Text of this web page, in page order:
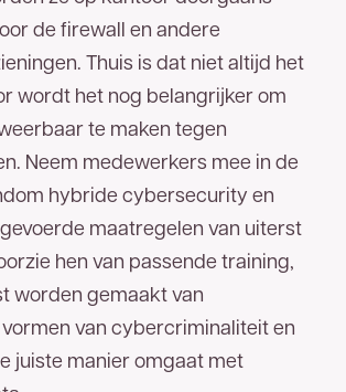
de firewall en andere
Thuis is dat niet altijd het
wordt het nog belangrijker om
te maken tegen
Neem medewerkers mee in de
hybride cybersecurity en
maatregelen van uiterst
hen van passende training,
worden gemaakt van
van cybercriminaliteit en
juiste manier omgaat met